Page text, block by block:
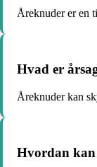
Åreknuder er en
Hvad er
Åreknuder kan
Hvordan kan